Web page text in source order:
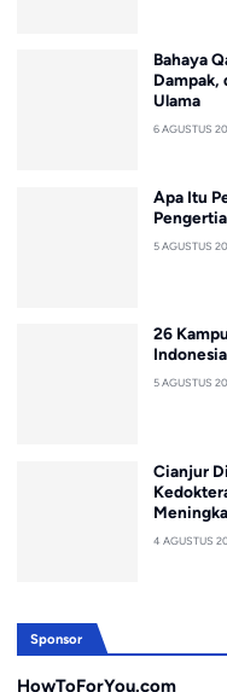
Bahaya
Dampak,
Ulama
6 AGUSTUS
Apa Itu
5 AGUSTUS
26
Indonesia
5 AGUSTUS
Cianjur
4 AGUSTUS
Sponsor
HowToForYou.com